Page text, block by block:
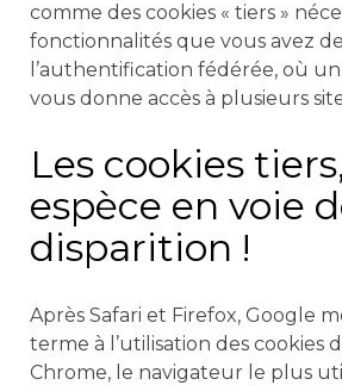
comme des cookies « tiers »
fonctionnalités que vous avez
l’authentification fédérée, où
vous donne accès à plusieurs
Les cookies
espèce en voie
disparition !
Après Safari et Firefox, Google
terme à l’utilisation des cookies
Chrome, le navigateur le plus